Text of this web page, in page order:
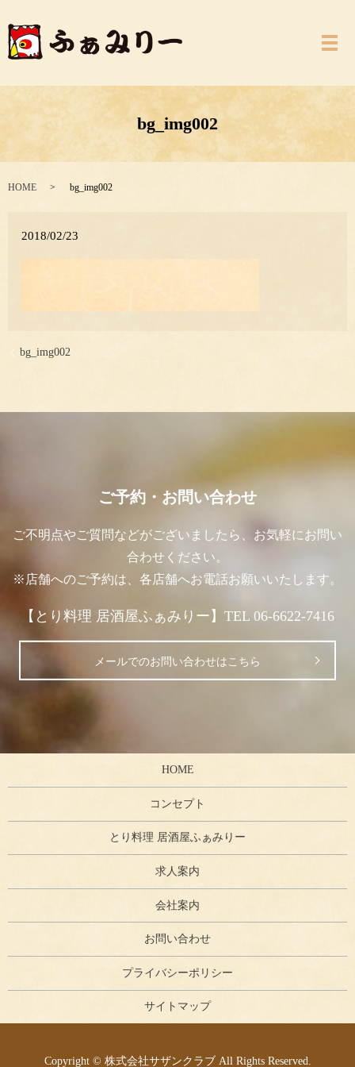
メ
bg_img002
HOME bg_img002
2018/02/23
bg_img002
ご予約・お問い合わせ
ご不明点やご質問などがございましたら、お気軽にお問い
合わせください。
※店舗へのご予約は、各店舗へお電話お願いいたします。
【とり料理 居酒屋ふぁみりー】TEL 06-6622-7416
メールでのお問い合わせはこちら
HOME
コンセプト
とり料理 居酒屋ふぁみりー
求人案内
会社案内
お問い合わせ
プライバシーポリシー
サイトマップ
Copyright © 株式会社サザンクラブ All Rights Reserved.